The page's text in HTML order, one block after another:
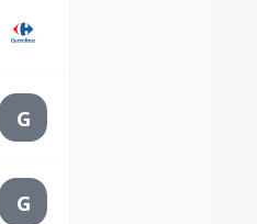
G
G